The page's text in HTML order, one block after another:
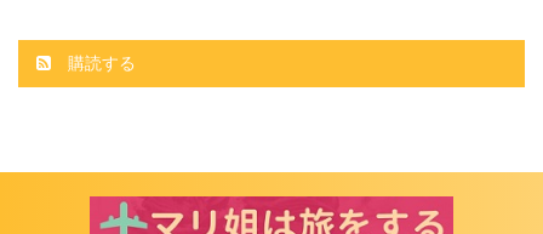
購読する